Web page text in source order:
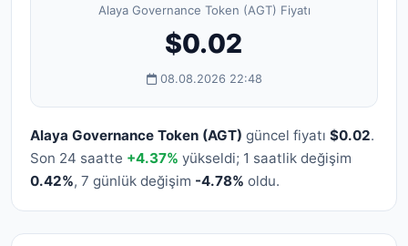
Alaya Governance Token (AGT) Fiyatı
$0.02
08.08.2026 22:48
Alaya Governance Token (AGT) güncel fiyatı $0.02.
Son 24 saatte +4.37% yükseldi; 1 saatlik değişim
0.42%, 7 günlük değişim -4.78% oldu.